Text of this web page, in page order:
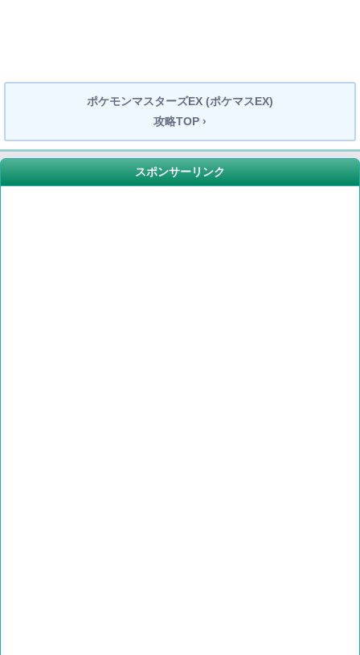
ポケモンマスターズEX (ポケマスEX)
攻略TOP ›
スポンサーリンク